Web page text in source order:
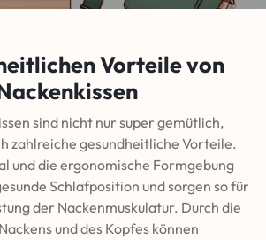
Vorteile von
sind nicht nur super gemütlich,
zahlreiche gesundheitliche Vorteile.
und die ergonomische Formgebung
Schlafposition und sorgen so für
der Nackenmuskulatur. Durch die
und des Kopfes können